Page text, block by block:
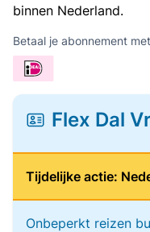
binnen Nederland.
Betaal je abonnement
Flex Dal
Tijdelijke actie:
Onbeperkt reizen